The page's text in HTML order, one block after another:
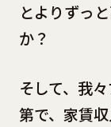
とよりずっ
か？
そして、我
第で、家賃収